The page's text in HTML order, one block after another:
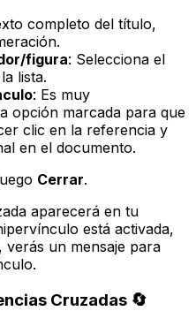
completo del título,
figura: Selecciona el
lista.
: Es muy
opción marcada para que
clic en la referencia y
en el documento.
Cerrar.
aparecerá en tu
está activada,
un mensaje para
Cruzadas 🔄